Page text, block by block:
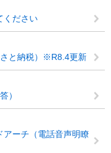
ください
と納税）※R8.4更新
）
アーチ（電話音声明瞭